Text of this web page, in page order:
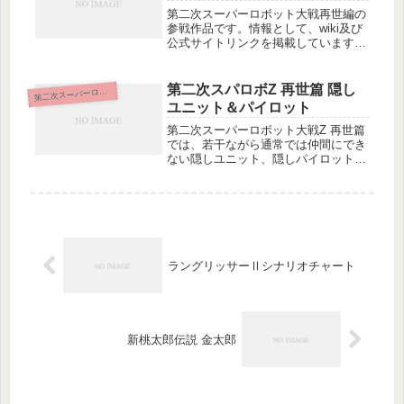
第二次スーパーロボット大戦再世編の
参戦作品です。情報として、wiki及び
公式サイトリンクを掲載しています。
ディオス公式サイト→リンク(不
明)wiki→リンクOVERM...
第 二次スーパーロボット大戦z 再世篇
第二次スパロボZ 再世篇 隠し
ユニット＆パイロット
第二次スーパーロボット大戦Z 再世篇
では、若干ながら通常では仲間にでき
ない隠しユニット、隠しパイロットが
ラングリッサーⅡシナリオチャート
新桃太郎伝説 金太郎